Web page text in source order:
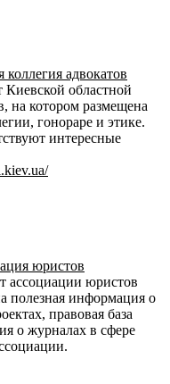
коллегия адвокатов
областной
на котором размещена
гонораре и этике.
интересные
юристов
юристов
полезная информация о
правовая база
о журналах в сфере